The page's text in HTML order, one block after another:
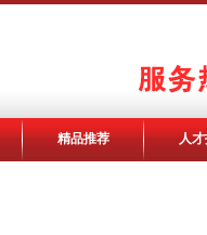
精品推荐 人